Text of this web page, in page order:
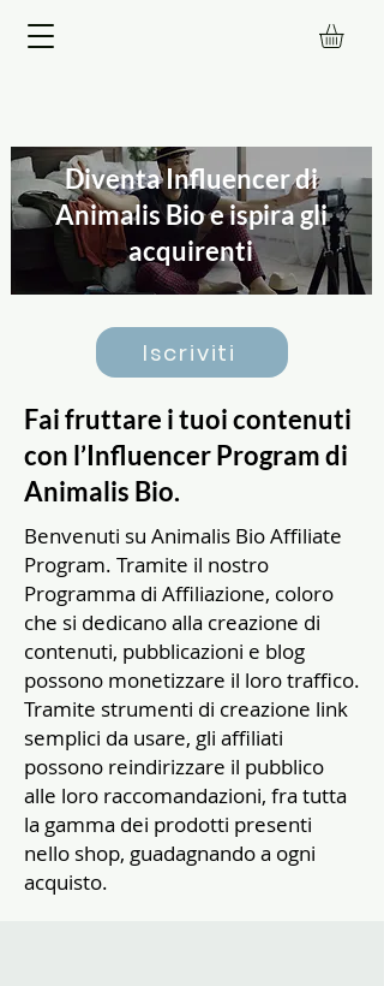
Diventa Influencer di
Animalis Bio e ispira gli
acquirenti
Iscriviti
Fai fruttare i tuoi contenuti
con l’Influencer Program di
Animalis Bio.
Benvenuti su Animalis Bio Affiliate
Program. Tramite il nostro
Programma di Affiliazione, coloro
che si dedicano alla creazione di
contenuti, pubblicazioni e blog
possono monetizzare il loro traffico.
Tramite strumenti di creazione link
semplici da usare, gli affiliati
possono reindirizzare il pubblico
alle loro raccomandazioni, fra tutta
la gamma dei prodotti presenti
nello shop, guadagnando a ogni
acquisto.